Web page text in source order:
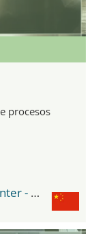
procesos
Shanghai New International Expo Center - SNIEC